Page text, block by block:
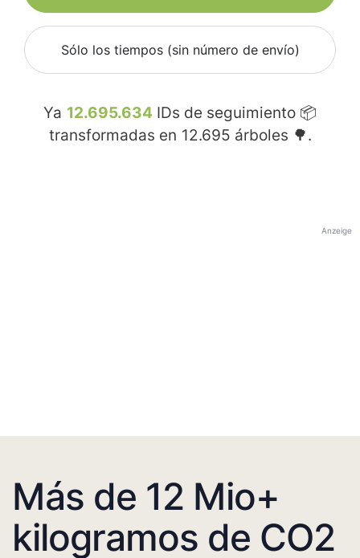
Sólo los tiempos (sin número de envío)
Ya 12.695.634 IDs de seguimiento 📦
transformadas en 12.695 árboles 🌳.
Anzeige
Más de 12 Mio+
kilogramos de CO2